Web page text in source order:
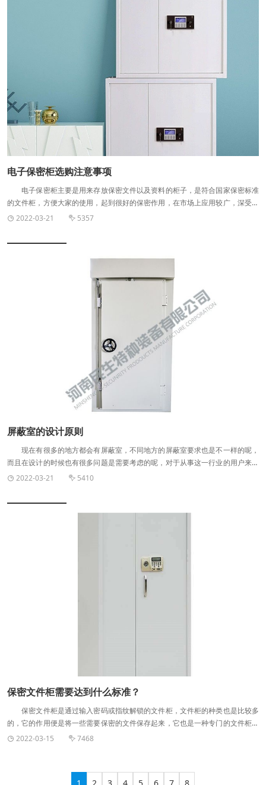
干扰。具体的措施：使用屏蔽产品，并可靠接地，将外接的电磁干扰阻隔在外，
把内部的设备产生的电磁波阻隔在内，这样构成一个等电位体屏蔽，屏蔽机房的
理。 1.屏蔽机房的孔洞和缝隙的屏蔽方法。使用导电衬垫；卷曲螺旋弹簧；
卷曲螺旋屏蔽条；高性能屏蔽条；硅橡胶芯屏蔽衬垫；多重密封条；指形弹片衬
垫；金属编织网衬垫；导电橡胶衬电等部件进行屏蔽。 2.屏蔽机机房房屏蔽
机房要关注4个位置窗户的屏蔽方法。使用截止波导或通风板；镀膜或夹金属网
的屏蔽窗：多用于显示器监视器等。 3.对于指示灯表盘的处理。金属丝网屏
蔽；截止波导管法；采用滤波器；加隔离窗；穿过屏蔽体的导线；屏蔽电缆与机
箱构成全密封体；滤波。 4.对于操作部件的处理。当信号频率较高时，可利
用截止波导管的原理；信号频率较低时，可利用隔离舱将其与其他电路部分隔
离。
电子保密柜选购注意事项
电子保密柜主要是用来存放保密文件以及资料的柜子，是符合国家保密标准
的文件柜，方便大家的使用，起到很好的保密作用，在市场上应用较广，深受大
家的欢迎，目前电子保密柜有很多种类，有通体电子保密柜以及双节电子保密
匙仿照。 符合国家保密要求的有电子密码锁和指纹密码锁，保密柜应不具备
钥匙以及应急钥匙，除此之外满足保密标准应具备以下功能： 1、密码级数
要求15位：可设置达15位的超强密码，增加破解难度。 2、应具备断电存码
的功能：在密码锁断电的情况下保留密码锁已设定的相关信息。 3、自动报
警的功能：在错误输入密码三次后，应自动报警。 4、智能管理的功能：遗
忘密码，可以有技术解决更码。 二. 钢板选材： 从钢板的厚度、材质、
产地等进行辨别，这些能直接影响到通体电子保密柜的使用以及质量，选用较好
的材质，使用时间较长。 对保密柜的钢板厚度、材质以及尺寸大小的选择要
予以比较。 符合保密标准要求的必须符合： 1、柜体应是加厚钢板 2、
互扣式摺边结构 3、内藏式防撬门 4、三方向多点设计 三. 传统结
构： 这是通体电子保密柜的核心部分。因其在箱体内用户无法察觉得到，但
它正是防技术性开启的关键。另外也要查看锁栓结构，锁栓直径加粗***好，现
在流行的天地锁栓格式就具有很好的防开启效果。 四. 成型及焊接： 要
了解通体电子保密柜的焊接点，要坚固耐用，检查柜门与门框之间的缝隙、开关
是否灵活，缝隙过大则防撬功能减弱，对防火通体电子保密柜来说，过大的缝隙
是绝不允许的。 五. 辅助零配件： 零配件的处理都要保证其性能的可
靠，以应对千变万化的使用环境。 六、产品性价比： 决定保密柜性价
和良好的服务。当然，采用比较法也是一种方法，选定自己相对满意的产品对比
其他品牌之间的价格差异部分做一衡量。但是，在价格相差不大的情况下还是选
 2022-03-21  5357
屏蔽室的设计原则
现在有很多的地方都会有屏蔽室，不同地方的屏蔽室要求也是不一样的呢，
而且在设计的时候也有很多问题是需要考虑的呢，对于从事这一行业的用户来讲
设计原则是很重要的。那么屏蔽室的设计原则具体是什么呢?它主要考虑哪些因
为：近场人员防护用屏蔽室的屏蔽效能为102—105，工业干扰防护用屏蔽室的
屏蔽效能为105—108。 2、屏蔽室的空间大小与所处位置要根据实际情况而
以要设置相应的滤波器去掉。 4、屏蔽室应设置相应的通风、出入口和照明
设施，但要很大限度的减少电磁泄漏;屏蔽室整体应有良好的耐腐蚀性，有足够的
机械强度，结构要六面体，各屏蔽部件之间有良好的电气连接性。 以上就是
我们给大家介绍的屏蔽室的设计原则。在设计的时候这些都是需要考虑的呢，如
 2022-03-21  5410
保密文件柜需要达到什么标准？
保密文件柜是通过输入密码或指纹解锁的文件柜，文件柜的种类也是比较多
的，它的作用便是将一些需要保密的文件保存起来，它也是一种专门的文件柜，
它与保险箱不同的便是它是专用的，怎么选择适合的保密文件柜呢？河南民生屏
密文件柜采用的是优质加厚冷轧钢板，其厚度应达到0.7mm以上; 2.外观：
 2022-03-15  7468